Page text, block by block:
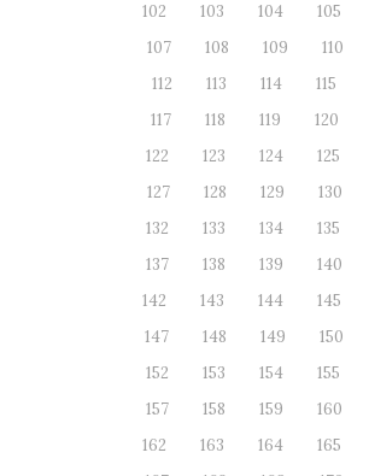
102
103 104 105
107
108 109 110
112
113 114 115
117
118 119 120
122
123 124 125
127
128 129 130
132
133 134 135
137
138 139 140
142
143 144 145
147
148 149 150
152
153 154 155
157
158 159 160
162
163 164 165